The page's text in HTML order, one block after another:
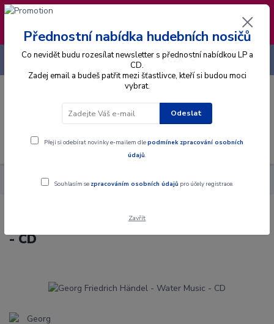
❣️ Od 4.8. do 13.8. čerpám dovolenou. Datum
expedice objednávek se posouvá na pátek
14.8.2026 🐋
Menu
CZK
+420 725 736 293
Alba CD Georg Friedrich Händel - Water Music - CD
Georg Friedrich Händel - Water Music
- CD
Přednostní nabídka hudebních nosičů
Co nevidět budu rozesílat newsletter s přednostní nabídkou LP a
CD.
Zadej email a budeš patřit mezi šťastlivce, kteří si budou moci
vybrat.
Odeslat
Přeji si odebírat novinky e-mailem dlepodmínek zpracování osobních
údajů.
Souhlasím se zpracováním osobních údajů pro účely registrace.
Zavřít